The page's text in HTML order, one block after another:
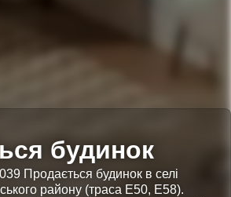
будинок
Продається будинок в селі
району (траса Е50, Е58).